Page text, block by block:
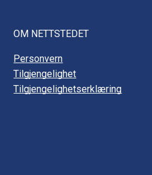
OM NETTSTEDET
Personvern
Tilgjengelighet
Tilgjengelighetserklæring